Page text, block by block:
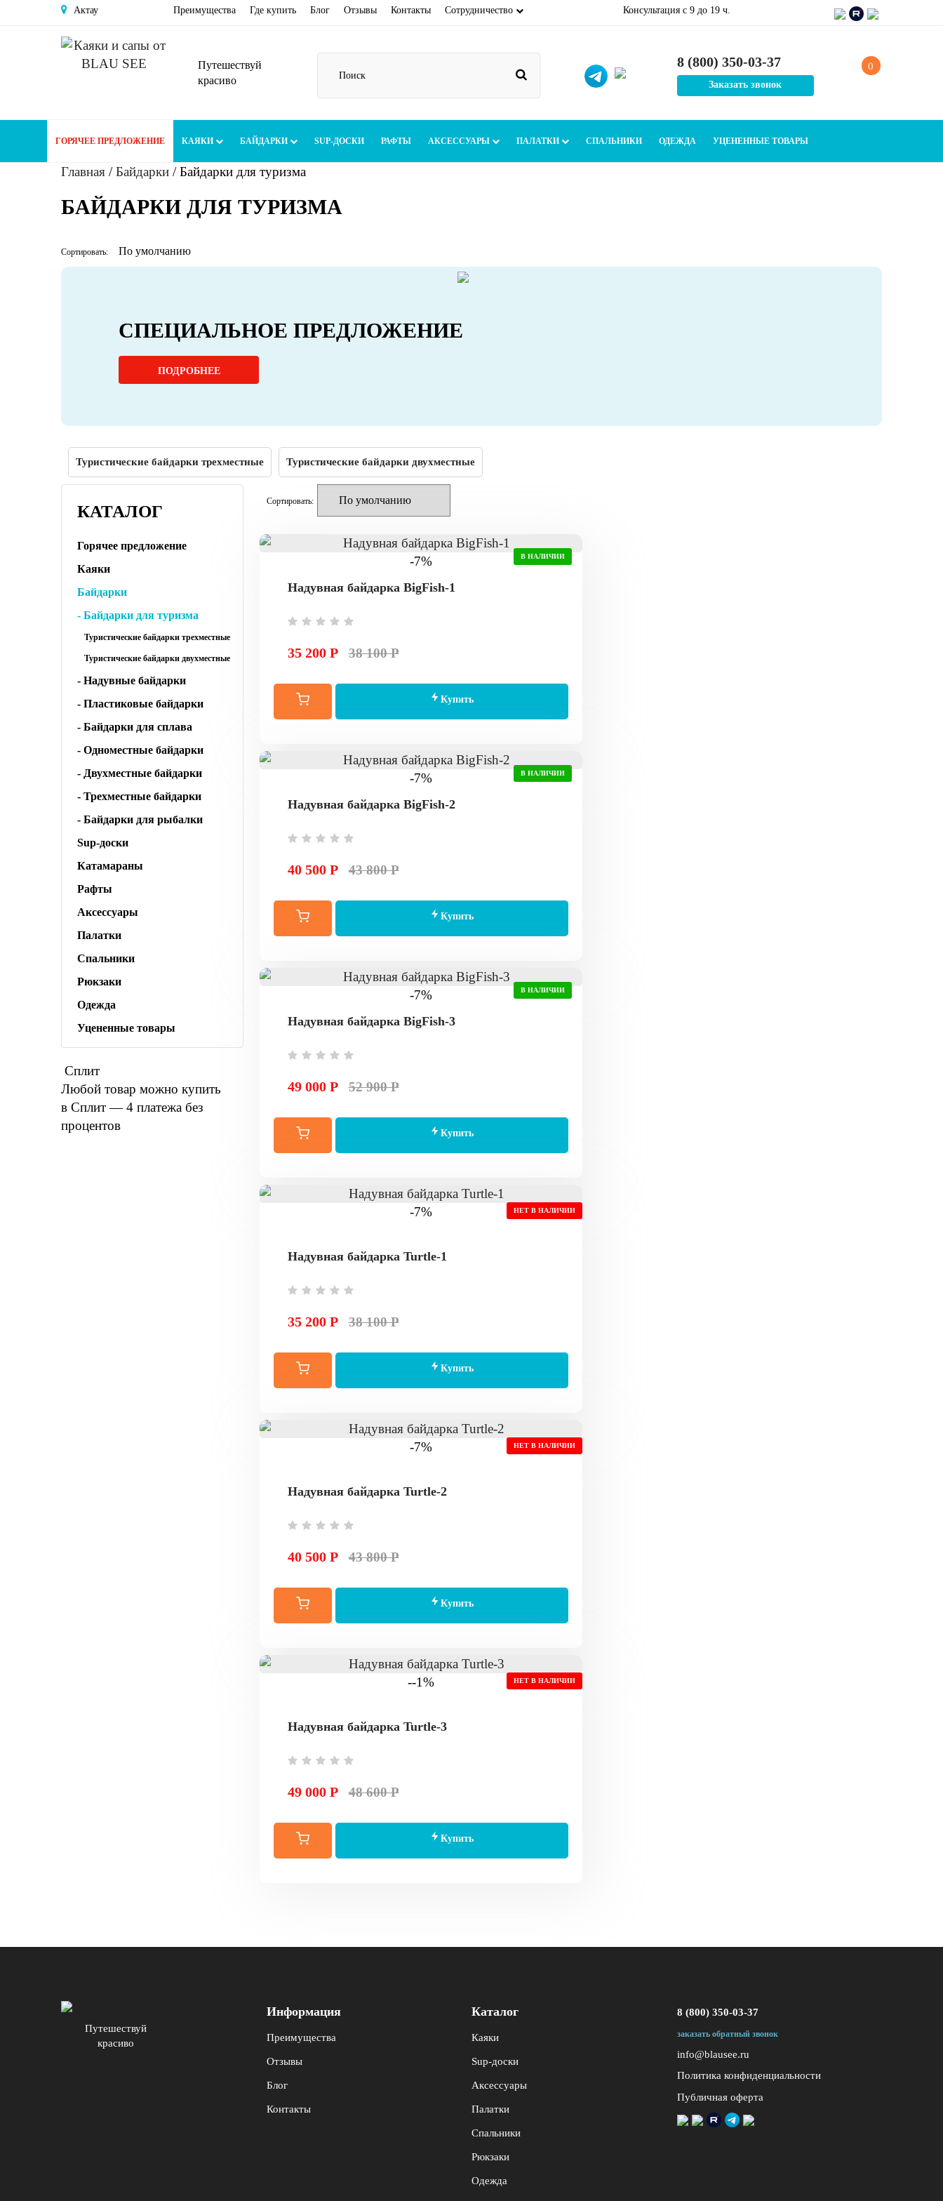
Актау Преимущества Где купить Блог Отзывы Контакты Сотрудничество Консультация c 9 до 19 ч.
Путешествуй
красиво
8 (800) 350-03-37
Заказать звонок
0
ГОРЯЧЕЕ ПРЕДЛОЖЕНИЕ КАЯКИ БАЙДАРКИ SUP-ДОСКИ РАФТЫ АКСЕССУАРЫ ПАЛАТКИ СПАЛЬНИКИ ОДЕЖДА УЦЕНЕННЫЕ ТОВАРЫ
Главная / Байдарки / Байдарки для туризма
БАЙДАРКИ ДЛЯ ТУРИЗМА
Сортировать:
СПЕЦИАЛЬНОЕ ПРЕДЛОЖЕНИЕ
ПОДРОБНЕЕ
Туристические байдарки трехместные Туристические байдарки двухместные
КАТАЛОГ
Горячее предложение
Каяки
Байдарки
- Байдарки для туризма
Туристические байдарки трехместные
Туристические байдарки двухместные
- Надувные байдарки
- Пластиковые байдарки
- Байдарки для сплава
- Одноместные байдарки
- Двухместные байдарки
- Трехместные байдарки
- Байдарки для рыбалки
Sup-доски
Катамараны
Рафты
Аксессуары
Палатки
Спальники
Рюкзаки
Одежда
Уцененные товары
Сплит
Любой товар можно купить
в Сплит — 4 платежа без
процентов
Сортировать:
-7% В НАЛИЧИИ
Надувная байдарка BigFish-1
35 200 Р 38 100 Р
Купить
-7% В НАЛИЧИИ
Надувная байдарка BigFish-2
40 500 Р 43 800 Р
Купить
-7% В НАЛИЧИИ
Надувная байдарка BigFish-3
49 000 Р 52 900 Р
Купить
-7% НЕТ В НАЛИЧИИ
Надувная байдарка Turtle-1
35 200 Р 38 100 Р
Купить
-7% НЕТ В НАЛИЧИИ
Надувная байдарка Turtle-2
40 500 Р 43 800 Р
Купить
--1% НЕТ В НАЛИЧИИ
Надувная байдарка Turtle-3
49 000 Р 48 600 Р
Купить
Путешествуй
красиво
Информация
Преимущества
Отзывы
Блог
Контакты
Каталог
Каяки
Sup-доски
Аксессуары
Палатки
Спальники
Рюкзаки
Одежда
8 (800) 350-03-37
заказать обратный звонок
info@blausee.ru
Политика конфиденциальности
Публичная оферта